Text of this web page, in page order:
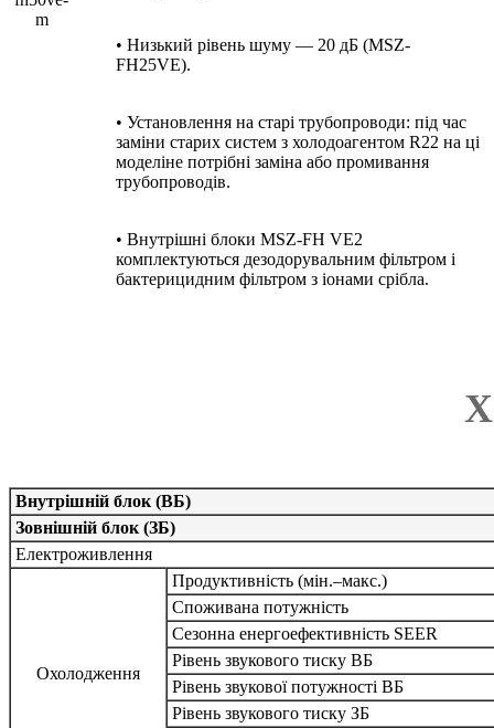
• Низький рівень шуму — 20 дБ (MSZ-
FH25VE).
• Установлення на старі трубопроводи: під час
заміни старих систем з холодоагентом R22 на ці
моделіне потрібні заміна або промивання
трубопроводів.
• Внутрішні блоки MSZ-FH VE2
комплектуються дезодорувальним фільтром і
бактерицидним фільтром з іонами срібла.
Внутрішній блок (ВБ)
Зовнішній блок (ЗБ)
Електроживлення
Охолодження
Продуктивність (мін.–макс.)
Споживана потужність
Сезонна енергоефективність SEER
Рівень звукового тиску ВБ
Рівень звукової потужності ВБ
Рівень звукового тиску ЗБ